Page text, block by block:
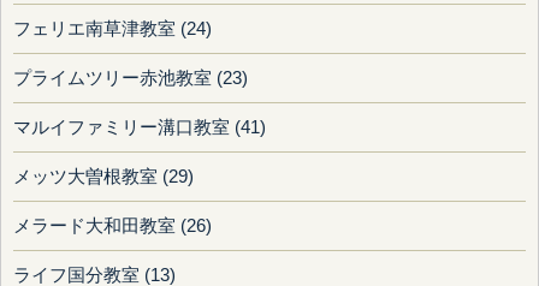
フェリエ南草津教室 (24)
プライムツリー赤池教室 (23)
マルイファミリー溝口教室 (41)
メッツ大曽根教室 (29)
メラード大和田教室 (26)
ライフ国分教室 (13)